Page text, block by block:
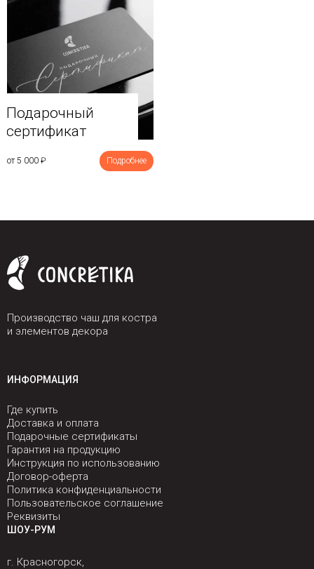
Подарочный
сертификат
от 5 000 ₽ Подробнее
Производство чаш для костра
и элементов декора
ИНФОРМАЦИЯ
Где купить
Доставка и оплата
Подарочные сертификаты
Гарантия на продукцию
Инструкция по использованию
Договор-оферта
Политика конфиденциальности
Пользовательское соглашение
Реквизиты
ШОУ-РУМ
г. Красногорск,